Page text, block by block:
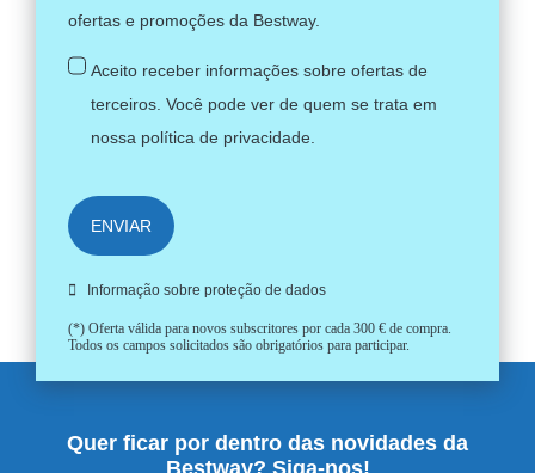
ofertas e promoções da Bestway.
Aceito receber informações sobre ofertas de
terceiros. Você pode ver de quem se trata em
nossa política de privacidade.
ENVIAR
Informação sobre proteção de dados
(*) Oferta válida para novos subscritores por cada 300 € de compra.
Todos os campos solicitados são obrigatórios para participar.
Quer ficar por dentro das novidades da
Bestway? Siga-nos!